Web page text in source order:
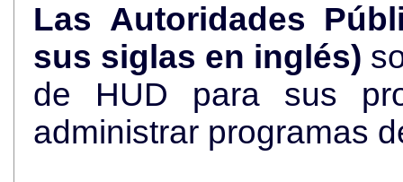
Las Autoridades
sus siglas en inglés)
de HUD para sus
administrar programas